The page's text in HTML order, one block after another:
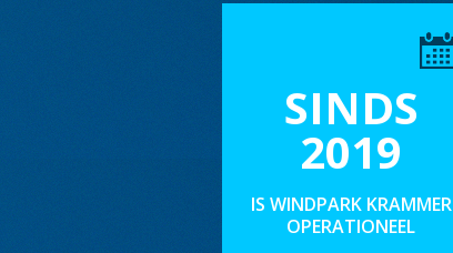
SINDS
2019
IS WINDPARK KRAMMER
OPERATIONEEL